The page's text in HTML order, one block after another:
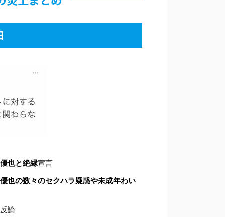
也と絶縁宣言
也の数々のセクハラ疑惑や未成年わい
論